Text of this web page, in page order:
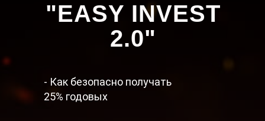
"EASY INVEST
2.0"
- Как безопасно получать
25% годовых